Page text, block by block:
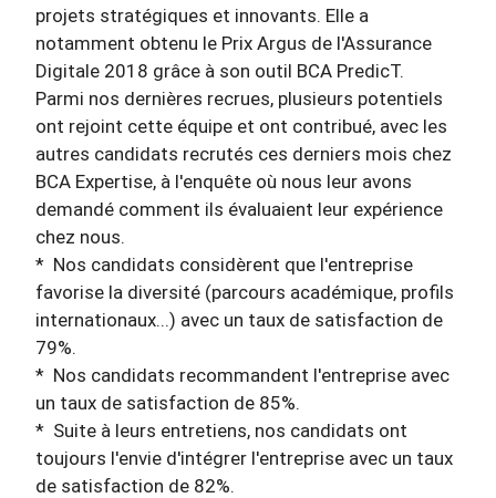
projets stratégiques et innovants. Elle a
notamment obtenu le Prix Argus de l'Assurance
Digitale 2018 grâce à son outil BCA PredicT.
Parmi nos dernières recrues, plusieurs potentiels
ont rejoint cette équipe et ont contribué, avec les
autres candidats recrutés ces derniers mois chez
BCA Expertise, à l'enquête où nous leur avons
demandé comment ils évaluaient leur expérience
chez nous.
* Nos candidats considèrent que l'entreprise
favorise la diversité (parcours académique, profils
internationaux...) avec un taux de satisfaction de
79%.
* Nos candidats recommandent l'entreprise avec
un taux de satisfaction de 85%.
* Suite à leurs entretiens, nos candidats ont
toujours l'envie d'intégrer l'entreprise avec un taux
de satisfaction de 82%.